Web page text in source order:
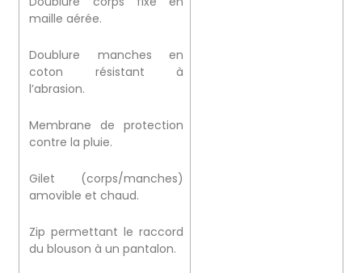
maille aérée.
Doublure manches en
coton résistant à
l’abrasion.
Membrane de protection
contre la pluie.
Gilet (corps/manches)
amovible et chaud.
Zip permettant le raccord
du blouson à un pantalon.